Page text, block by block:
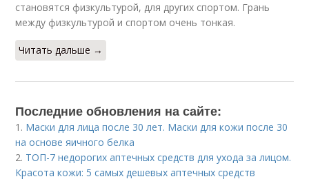
становятся физкультурой, для других спортом. Грань
между физкультурой и спортом очень тонкая.
Читать дальше →
Последние обновления на сайте:
1. Маски для лица после 30 лет. Маски для кожи после 30
на основе яичного белка
2. ТОП-7 недорогих аптечных средств для ухода за лицом.
Красота кожи: 5 самых дешевых аптечных средств